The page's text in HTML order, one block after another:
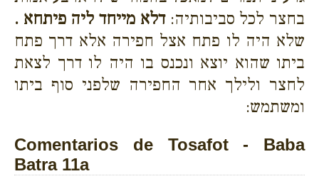
בחצר לכל סביבותיה:דלא מייחד ליה פיתחא .
שלא היה לו פתח אצל חפירה אלא דרך פתח
ביתו שהוא יוצא ונכנס בו היה לו דרך לצאת
לחצר ולילך אחר החפירה שלפני סוף ביתו
ומשתמש:
Comentarios de Tosafot - Baba
Batra 11a